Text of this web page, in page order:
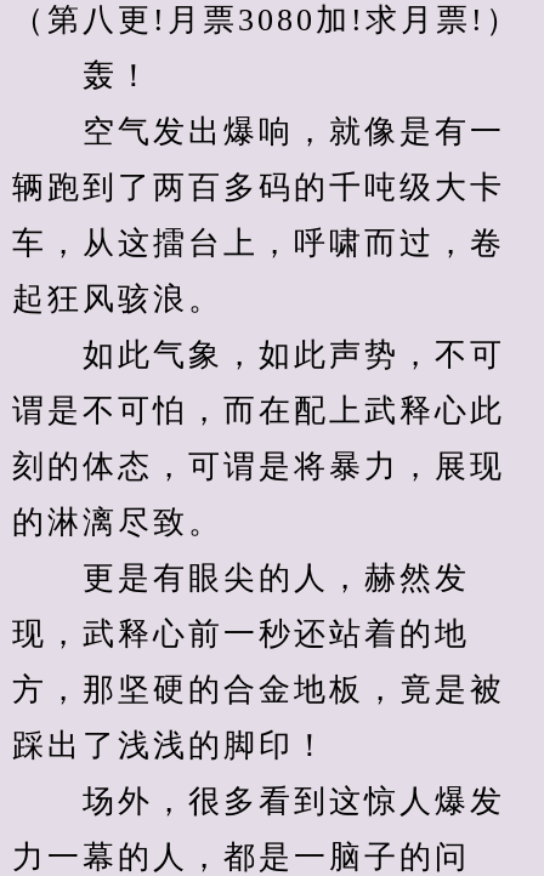
（第八更!月票3080加!求月票!）
轰！
空气发出爆响，就像是有一
辆跑到了两百多码的千吨级大卡
车，从这擂台上，呼啸而过，卷
起狂风骇浪。
如此气象，如此声势，不可
谓是不可怕，而在配上武释心此
刻的体态，可谓是将暴力，展现
的淋漓尽致。
更是有眼尖的人，赫然发
现，武释心前一秒还站着的地
方，那坚硬的合金地板，竟是被
踩出了浅浅的脚印！
场外，很多看到这惊人爆发
力一幕的人，都是一脑子的问